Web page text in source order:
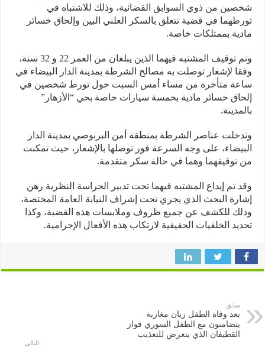
من ذوي السوابق القضائية، وذلك للاشتباه في
في قضية تتعلق بالسكر العلني البين وإلحاق خسائر
بممتلكات خاصة.
وتم توقيف المشتبه فيهما الذين يبلغان من العمر 22 و 32 سنة،
لإشعار توصلت به مصالح الشرطة بمدينة الدار البيضاء في
متأخرة من مساء أمس السبت حول تورط شخصين في
خسائر مادية بخمسة سيارات خاصة بحي “الأزهار”
عناصر الشرطة بمنطقة أمن البرنوصي بمدينة الدار
على وجه السرعة فور توصلها بالإشعار، حيث تمكنت
توقيفهما وهما في حالة سكر متقدمة.
تم إيداع المشتبه فيهما تحت تدبير الحراسة النظرية رهن
البحث الذي يجري تحت إشراف النيابة العامة المختصة،
للكشف عن جميع ظروف وملابسات هذه القضية، وكذا
الخلفيات الحقيقية لارتكاب هذه الأفعال الإجرامية.
بعد وفاة الطفل ريان مغاربة
يتضامنون مع الطفل السوري فواز
القطيفان الذي يتعرض للتعذيب